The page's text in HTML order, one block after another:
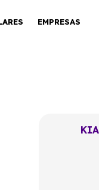
EMPRESAS